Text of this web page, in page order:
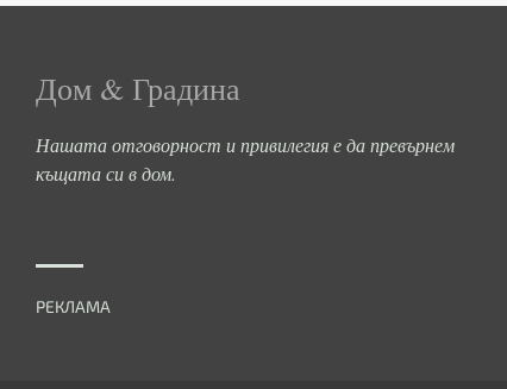
Дом & Градина
Нашата отговорност и привилегия е да превърнем
къщата си в дом.
РЕКЛАМА